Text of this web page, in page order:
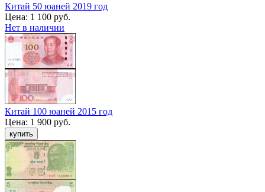
Китай 50 юаней 2019 год
Цена: 1 100 руб.
Нет в наличии
Китай 100 юаней 2015 год
Цена: 1 900 руб.